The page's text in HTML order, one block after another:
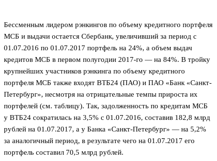
Бессменным лидером рэнкингов по объему кредитного портфеля
МСБ и выдачи остается Сбербанк, увеличивший за период с
01.07.2016 по 01.07.2017 портфель на 24%, а объем выдач
кредитов МСБ в первом полугодии 2017-го — на 84%. В тройку
крупнейших участников рэнкинга по объему кредитного
портфеля МСБ также входят ВТБ24 (ПАО) и ПАО «Банк «Санкт-
Петербург», несмотря на отрицательные темпы прироста их
портфелей (см. таблицу). Так, задолженность по кредитам МСБ
у ВТБ24 сократилась на 3,5% с 01.07.2016, составив 182,8 млрд
рублей на 01.07.2017, а у Банка «Санкт-Петербург» — на 5,2%
за аналогичный период, в результате чего на 01.07.2017 его
портфель составил 70,5 млрд рублей.